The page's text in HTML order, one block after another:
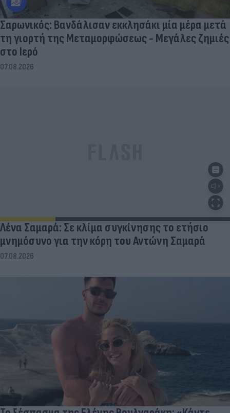
Σαρωνικός: Βανδάλισαν εκκλησάκι μία μέρα μετά
τη γιορτή της Μεταμορφώσεως - Μεγάλες ζημιές
στο Ιερό
07.08.2026
Λένα Σαμαρά: Σε κλίμα συγκίνησης το ετήσιο
μνημόσυνο για την κόρη του Αντώνη Σαμαρά
07.08.2026